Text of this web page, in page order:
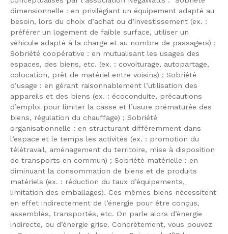
dimensionnelle : en privilégiant un équipement adapté au
besoin, lors du choix d’achat ou d’investissement (ex. :
préférer un logement de faible surface, utiliser un
véhicule adapté à la charge et au nombre de passagers) ;
Sobriété coopérative : en mutualisant les usages des
espaces, des biens, etc. (ex. : covoiturage, autopartage,
colocation, prêt de matériel entre voisins) ; Sobriété
d’usage : en gérant raisonnablement l’utilisation des
appareils et des biens (ex. : écoconduite, précautions
d’emploi pour limiter la casse et l’usure prématurée des
biens, régulation du chauffage) ; Sobriété
organisationnelle : en structurant différemment dans
l’espace et le temps les activités (ex. : promotion du
télétravail, aménagement du territoire, mise à disposition
de transports en commun) ; Sobriété matérielle : en
diminuant la consommation de biens et de produits
matériels (ex. : réduction du taux d’équipements,
limitation des emballages). Ces mêmes biens nécessitent
en effet indirectement de l’énergie pour être conçus,
assemblés, transportés, etc. On parle alors d’énergie
indirecte, ou d’énergie grise. Concrètement, vous pouvez